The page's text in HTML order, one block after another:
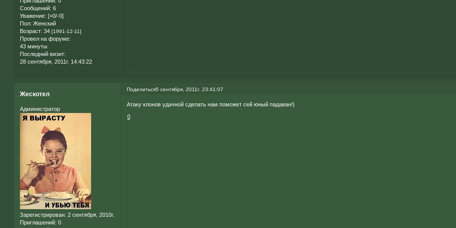
Сообщений: 6
Уважение: [+0/-0]
Пол: Женский
Возраст: 34 [1991-12-11]
Провел на форуме:
43 минуты
Последний визит:
28 сентября, 2011г. 14:43:22
Поделиться5 сентября, 2011г. 23:41:07
Жескотел
Администратор
Зарегистрирован: 2 сентября, 2010г.
Приглашений: 0
Атаку клонов удачной сделать нам поможет сей юный падаван!)
0